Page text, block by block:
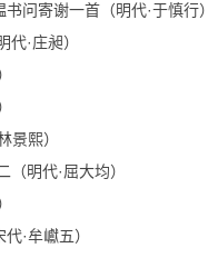
问寄谢一首（明代·于慎行）
·庄昶）
景熙）
（明代·屈大均）
·牟巘五）